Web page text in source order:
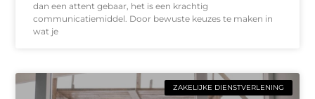
dan een attent gebaar, het is een krachtig
communicatiemiddel. Door bewuste keuzes te maken in
wat je
ZAKELIJKE DIENSTVERLENING